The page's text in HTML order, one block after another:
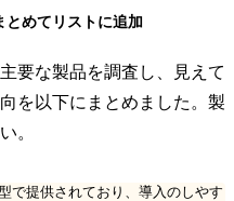
とめてリストに追加
要な製品を調査し、見えて
を以下にまとめました。製
。
で提供されており、導入のしやす